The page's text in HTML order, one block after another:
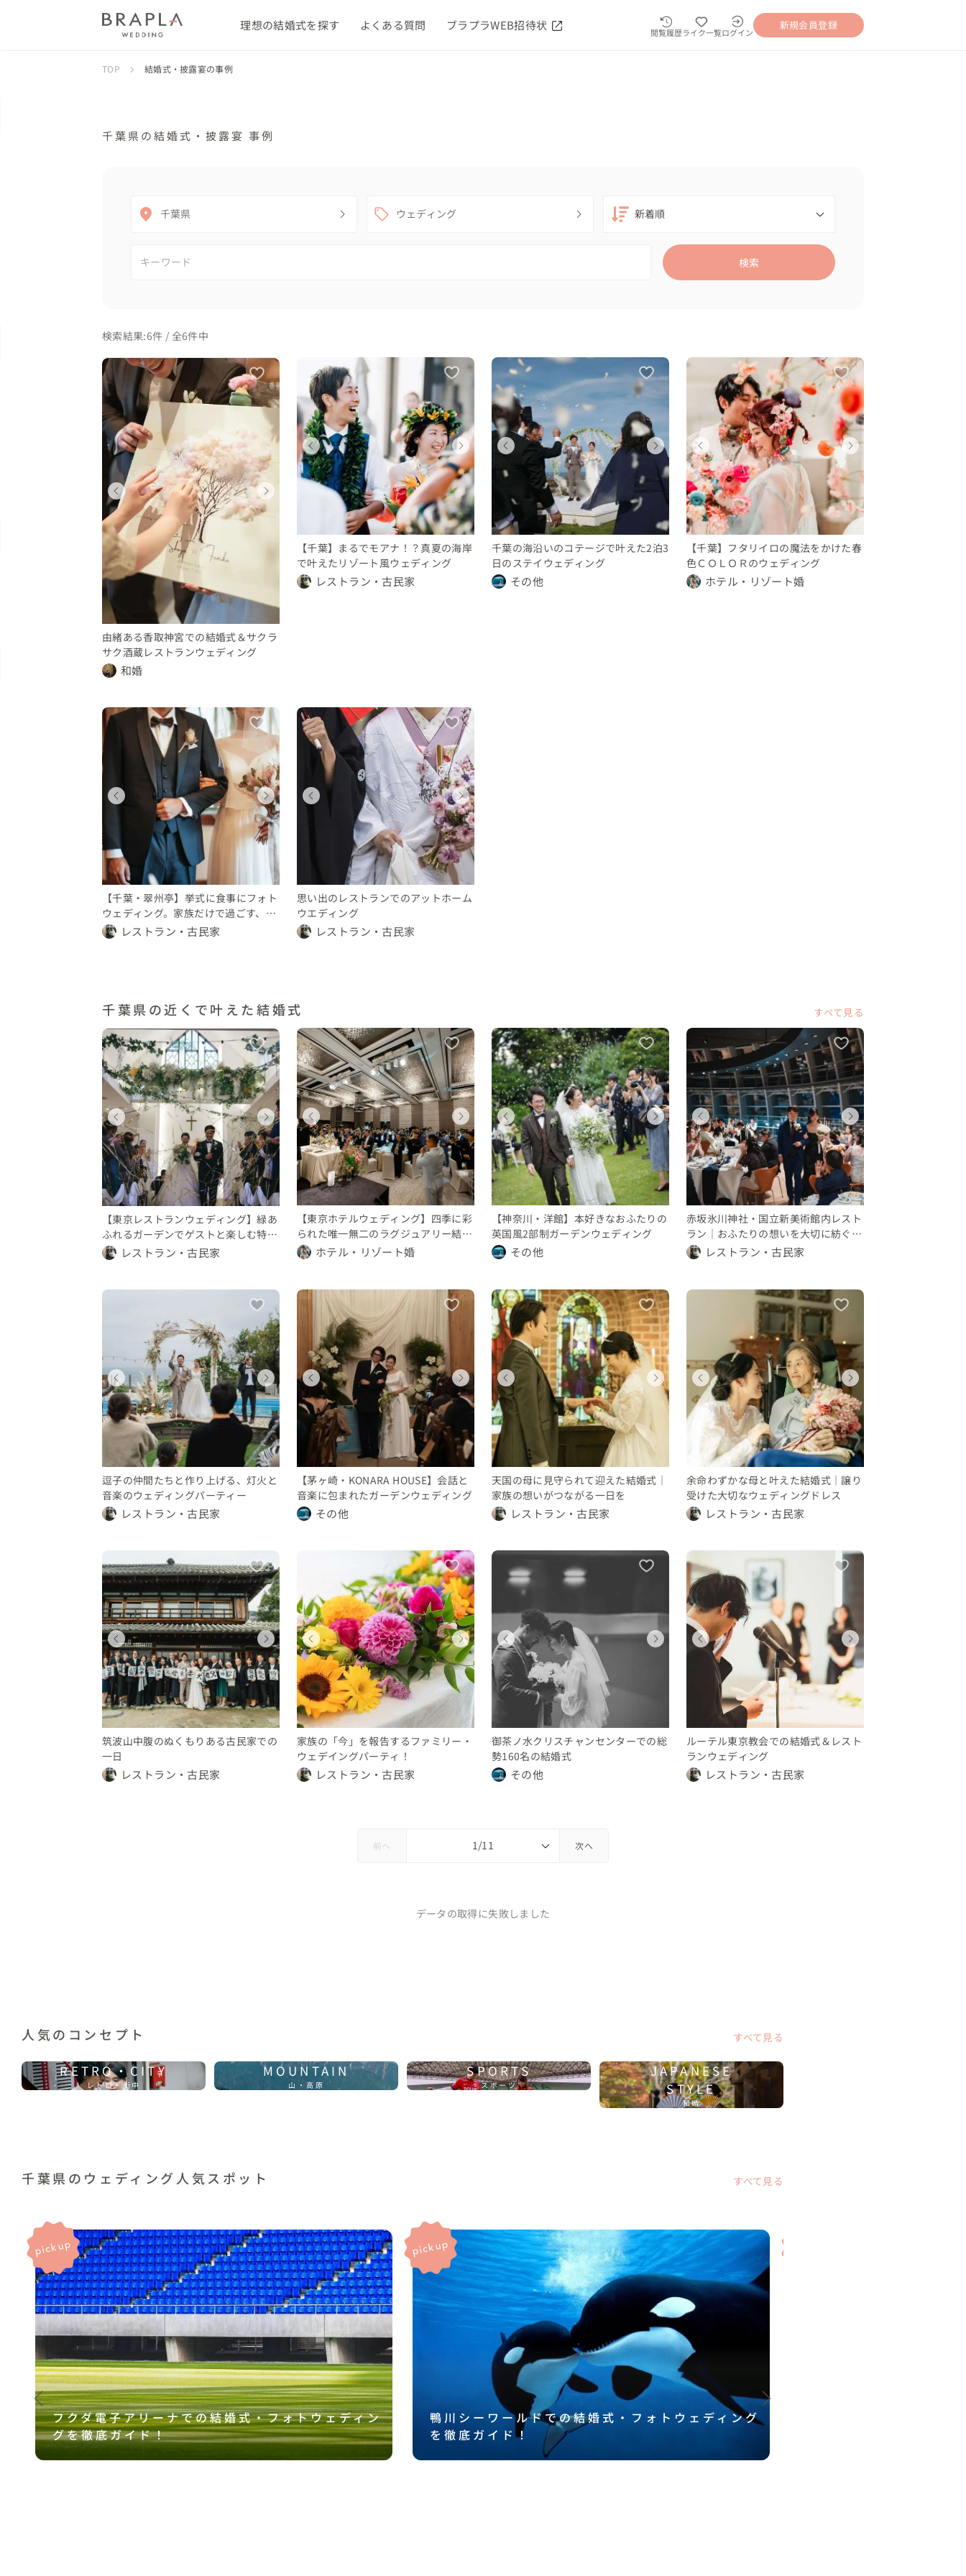
理想の結婚式を探す よくある質問 ブラプラWEB招待状 閲覧履歴ライク一覧ログイン
新規会員登録
TOP 結婚式・披露宴の事例
千葉県の結婚式・披露宴 事例
千葉県 ウェディング
検索
検索結果:6件 / 全6件中
ウェディング
千葉県
250 〜 300 万円
ウェディング
千葉県
250 〜 300 万円
ウェディング
千葉県
250 〜 300 万円
ウェディング
千葉県
250 〜 300 万円
由緒ある香取神宮での結婚式＆サクラ
サク酒蔵レストランウェディング
和婚
ウェディング
千葉県
200 〜 250 万円
ウェディング
千葉県
200 〜 250 万円
ウェディング
千葉県
200 〜 250 万円
ウェディング
千葉県
200 〜 250 万円
【千葉】まるでモアナ！？真夏の海岸
で叶えたリゾート風ウェディング
レストラン・古民家
ウェディング
千葉県
100 〜 150 万円
ウェディング
千葉県
100 〜 150 万円
ウェディング
千葉県
100 〜 150 万円
ウェディング
千葉県
100 〜 150 万円
千葉の海沿いのコテージで叶えた2泊3
日のステイウェディング
その他
ウェディング
千葉県
250 〜 300 万円
ウェディング
千葉県
250 〜 300 万円
ウェディング
千葉県
250 〜 300 万円
【千葉】フタリイロの魔法をかけた春
色ＣＯＬＯＲのウェディング
ホテル・リゾート婚
ウェディング
千葉県
70 〜 100 万円
ウェディング
千葉県
70 〜 100 万円
【千葉・翠州亭】挙式に食事にフォト
ウェディング。家族だけで過ごす、あ
たたかな一日。
レストラン・古民家
ウェディング
千葉県
50 〜 70 万円
ウェディング
千葉県
50 〜 70 万円
思い出のレストランでのアットホーム
ウエディング
レストラン・古民家
千葉県の近くで叶えた結婚式 すべて見る
ウェディング
東京都
450 〜 500 万円
ウェディング
東京都
450 〜 500 万円
ウェディング
東京都
450 〜 500 万円
ウェディング
東京都
450 〜 500 万円
【東京レストランウェディング】緑あ
ふれるガーデンでゲストと楽しむ特別
な一日レストラン・古民家
ウェディング
東京都
1000 〜 万円
ウェディング
東京都
1000 〜 万円
ウェディング
東京都
1000 〜 万円
ウェディング
東京都
1000 〜 万円
【東京ホテルウェディング】四季に彩
られた唯一無二のラグジュアリー結婚
式
ホテル・リゾート婚
ウェディング
神奈川県
350 〜 400 万円
ウェディング
神奈川県
350 〜 400 万円
ウェディング
神奈川県
350 〜 400 万円
ウェディング
神奈川県
350 〜 400 万円
【神奈川・洋館】本好きなおふたりの
英国風2部制ガーデンウェディング
その他
ウェディング
東京都
250 〜 300 万円
ウェディング
東京都
250 〜 300 万円
ウェディング
東京都
250 〜 300 万円
赤坂氷川神社・国立新美術館内レスト
ラン｜おふたりの想いを大切に紡ぐ結
婚式 レストラン・古民家
ウェディング
神奈川県
100 〜 150 万円
ウェディング
神奈川県
100 〜 150 万円
ウェディング
神奈川県
100 〜 150 万円
ウェディング
神奈川県
100 〜 150 万円
逗子の仲間たちと作り上げる、灯火と
音楽のウェディングパーティー
レストラン・古民家
ウェディング
神奈川県
300 〜 350 万円
ウェディング
神奈川県
300 〜 350 万円
ウェディング
神奈川県
300 〜 350 万円
ウェディング
神奈川県
300 〜 350 万円
【茅ヶ崎・KONARA HOUSE】会話と
音楽に包まれたガーデンウェディング
その他
ウェディング
東京都
150 〜 200 万円
ウェディング
東京都
150 〜 200 万円
ウェディング
東京都
150 〜 200 万円
ウェディング
東京都
150 〜 200 万円
天国の母に見守られて迎えた結婚式｜
家族の想いがつながる一日を
レストラン・古民家
ウェディング
東京都
要相談
ウェディング
東京都
要相談
ウェディング
東京都
要相談
余命わずかな母と叶えた結婚式｜譲り
受けた大切なウェディングドレス
レストラン・古民家
ウェディング
茨城県
150 〜 200 万円
ウェディング
茨城県
150 〜 200 万円
ウェディング
茨城県
150 〜 200 万円
ウェディング
茨城県
150 〜 200 万円
筑波山中腹のぬくもりある古民家での
一日
レストラン・古民家
ウェディング
東京都
200 〜 250 万円
ウェディング
東京都
200 〜 250 万円
ウェディング
東京都
200 〜 250 万円
ウェディング
東京都
200 〜 250 万円
家族の「今」を報告するファミリー・
ウェデイングパーティ！
レストラン・古民家
ウェディング
東京都
10 〜 30 万円
ウェディング
東京都
10 〜 30 万円
ウェディング
東京都
10 〜 30 万円
ウェディング
東京都
10 〜 30 万円
御茶ノ水クリスチャンセンターでの総
勢160名の結婚式
その他
ウェディング
東京都
250 〜 300 万円
ウェディング
東京都
250 〜 300 万円
ウェディング
東京都
250 〜 300 万円
ルーテル東京教会での結婚式＆レスト
ランウェディング
レストラン・古民家
前へ 次へ
データの取得に失敗しました
人気のコンセプト すべて見る
RETRO・CITY
レトロ・街中
MOUNTAIN
山・高原
SPORTS
スポーツ
JAPANESE
STYLE
和婚
千葉県のウェディング人気スポット すべて見る
フクダ電子アリーナでの結婚式・フォトウェディン
グを徹底ガイド！
鴨川シーワールドでの結婚式・フォトウェディング
を徹底ガイド！